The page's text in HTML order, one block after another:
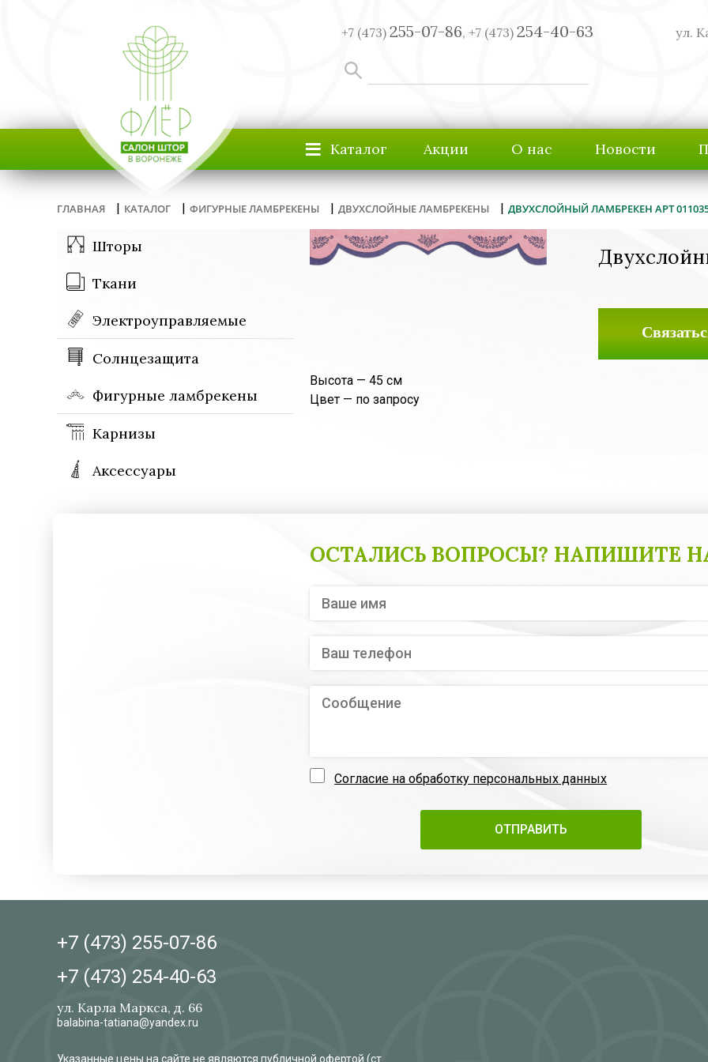
+7 (473) 255-07-86, +7 (473) 254-40-63 ул.
≡ Каталог Акции О нас Новости
ГЛАВНАЯ | КАТАЛОГ | ФИГУРНЫЕ ЛАМБРЕКЕНЫ | ДВУХСЛОЙНЫЕ ЛАМБРЕКЕНЫ | ДВУХСЛОЙНЫЙ ЛАМБРЕКЕН АРТ
Шторы
Ткани
Электроуправляемые
Солнцезащита
Фигурные ламбрекены
Карнизы
Аксессуары
Высота — 45 см
Цвет — по запросу
ОСТАЛИСЬ ВОПРОСЫ? НАПИШИТЕ
Согласие на обработку персональных данных
+7 (473) 255-07-86
+7 (473) 254-40-63
ул. Карла Маркса, д. 66
balabina-tatiana@yandex.ru
Указанные цены на сайте не являются публичной офертой (ст.